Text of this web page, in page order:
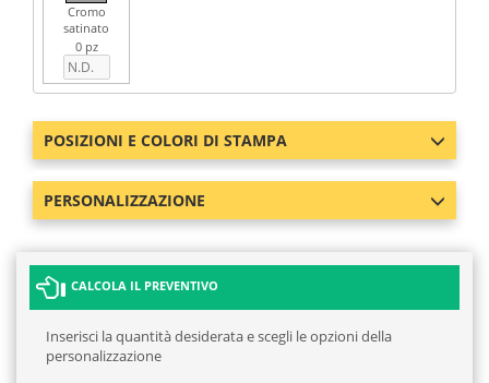
Cromo
satinato
0 pz
POSIZIONI E COLORI DI STAMPA
PERSONALIZZAZIONE
CALCOLA IL PREVENTIVO
Inserisci la quantità desiderata e scegli le opzioni della
personalizzazione